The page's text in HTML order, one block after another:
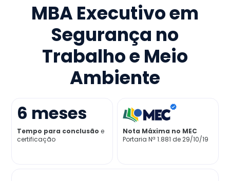
Como funciona
Credenciamento MEC
Matricule-se
MBA Executivo em
Segurança no
Trabalho e Meio
Ambiente
6 meses
Tempo para conclusão e
certificação
Nota Máxima no MEC
Portaria Nª 1.881 de 29/10/19